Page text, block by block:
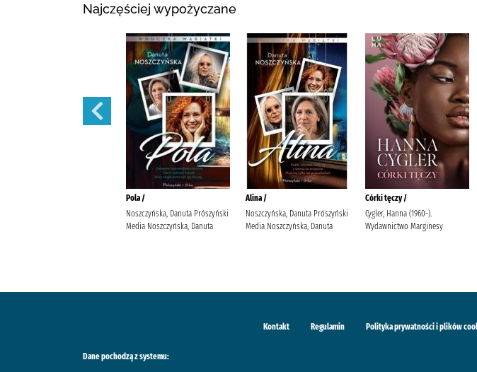
Najczęściej wypożyczane
Pola /
Noszczyńska, Danuta Prószyński
Media Noszczyńska, Danuta
Alina /
Noszczyńska, Danuta Prószyński
Media Noszczyńska, Danuta
Córki tęczy /
Cygler, Hanna (1960-).
Wydawnictwo Marginesy
Kontakt Regulamin Polityka prywatności i plików
Dane pochodzą z systemu: